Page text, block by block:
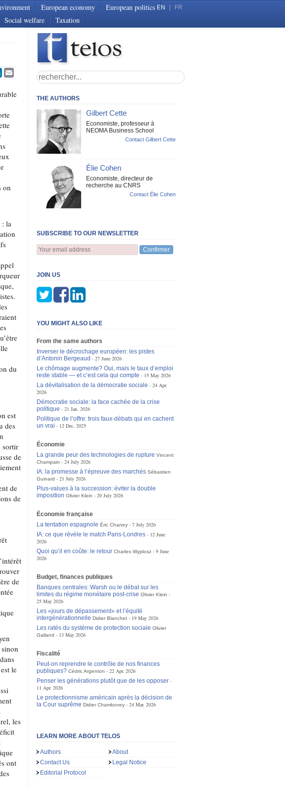
European economy
European politics
Social welfare Taxation
EN FR
LinkedIn
Email
on
: la
du
est
des
sortir
de
de
de
de
le
les
ont
THE AUTHORS
Gilbert Cette
Economiste, professeur à
NEOMA Business School
Contact Gilbert Cette
Élie Cohen
Economiste, directeur de
recherche au CNRS
Contact Élie Cohen
SUBSCRIBE TO OUR NEWSLETTER
Confirmer
JOIN US
YOU MIGHT ALSO LIKE
From the same authors
Inverser le décrochage européen: les pistes
d’Antonin Bergeaud
27 June 2026
Le chômage augmente? Oui, mais le taux d’emploi
reste stable — et c’est cela qui compte
15 May 2026
La dévitalisation de la démocratie sociale
24 Apr.
2026
Démocratie sociale: la face cachée de la crise
politique
21 Jan. 2026
Politique de l’offre: trois faux-débats qui en cachent
un vrai
12 Dec. 2025
Économie
La grande peur des technologies de rupture Vincent
Champain
24 July 2026
IA: la promesse à l’épreuve des marchés Sébastien
Guinard
21 July 2026
Plus-values à la succession: éviter la double
imposition Olivier Klein 20 July 2026
Économie française
La tentation espagnole Éric Chaney
7 July 2026
IA: ce que révèle le match Paris-Londres
12 June
2026
Quoi qu’il en coûte: le retour Charles Wyplosz
9 June
2026
Budget, finances publiques
Banques centrales: Warsh ou le débat sur les
limites du régime monétaire post-crise Olivier Klein
25 May 2026
Les «jours de dépassement» et l’équité
intergénérationnelle Didier Blanchet
19 May 2026
Les ratés du système de protection sociale Olivier
Galland
13 May 2026
Fiscalité
Peut-on reprendre le contrôle de nos finances
publiques? Cédric Argenton
22 Apr. 2026
Penser les générations plutôt que de les opposer
11 Apr. 2026
Le protectionnisme américain après la décision de
la Cour suprême Didier Chambovey 24 Mar. 2026
LEARN MORE ABOUT TELOS
Authors
About
Contact Us
Legal Notice
Editorial Protocol